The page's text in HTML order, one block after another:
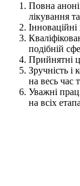
Повна
лікування та
подібній
Прийнятні
Зручність
на весь час
Уважні
на всіх